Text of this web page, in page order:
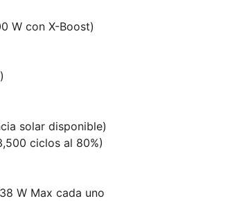
W con X-Boost)
solar disponible)
ciclos al 80%)
W Max cada uno